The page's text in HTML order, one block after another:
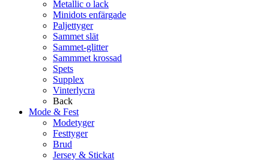
Metallic o lack
Minidots enfärgade
Paljettyger
Sammet slät
Sammet-glitter
Sammmet krossad
Spets
Supplex
Vinterlycra
Back
Mode & Fest
Modetyger
Festtyger
Brud
Jersey & Stickat